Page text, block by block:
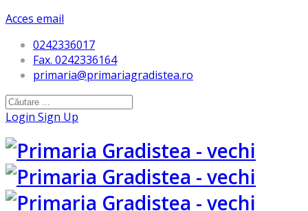
Acces email
0242336017
Fax. 0242336164
primaria@primariagradistea.ro
Login Sign Up